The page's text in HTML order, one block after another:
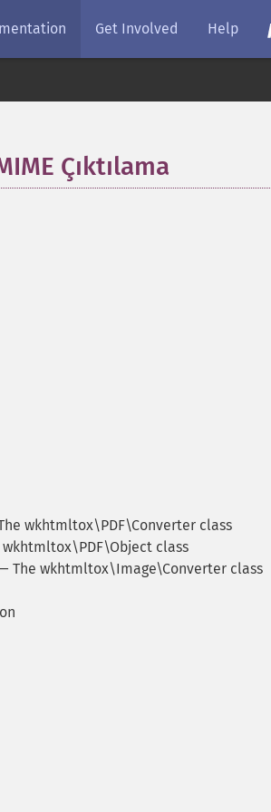
Get Involved Help
Çıktılama
wkhtmltox\PDF\Converter class
class
The wkhtmltox\Image\Converter class